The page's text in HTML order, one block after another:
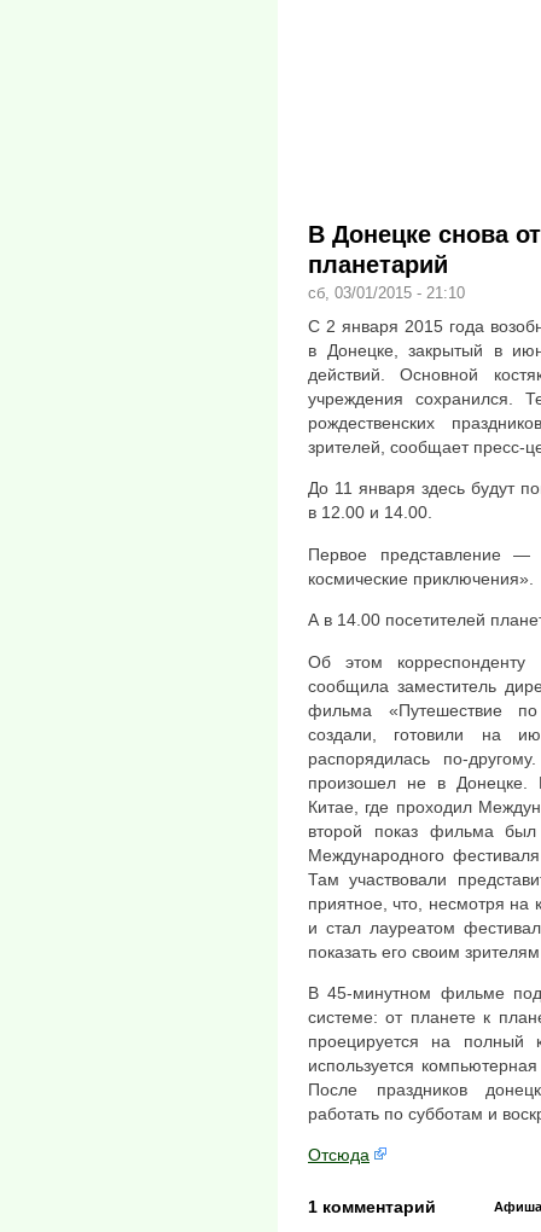
В Донецке снова
планетарий
сб, 03/01/2015 - 21:10
С 2 января 2015 года
в Донецке, закрытый в
действий. Основной
учреждения сохранился.
рождественских
зрителей, сообщает пресс-
До 11 января здесь будут
в 12.00 и 14.00.
Первое представление —
космические приключения».
А в 14.00 посетителей
Об этом корреспонденту
сообщила заместитель
фильма «Путешествие
создали, готовили на
распорядилась по-
произошел не в
Китае, где проходил
второй показ фильма
Международного
Там участвовали
приятное, что, несмотря
и стал лауреатом
показать его своим
В 45-минутном фильме
системе: от планете к
проецируется на полный
используется
После праздников
работать по субботам и
Отсюда
Афиша
1 комментарий